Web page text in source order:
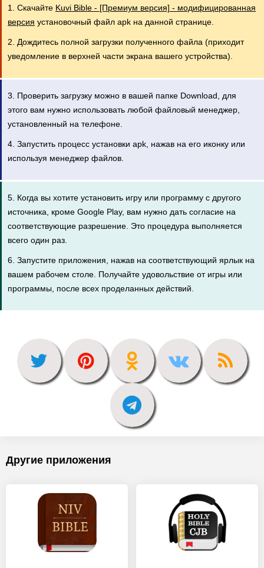
1. Скачайте Kuvi Bible - [Премиум версия] - модифицированная
версия установочный файл apk на данной странице.
2. Дождитесь полной загрузки полученного файла (приходит
уведомление в верхней части экрана вашего устройства).
3. Проверить загрузку можно в вашей папке Download, для
этого вам нужно использовать любой файловый менеджер,
установленный на телефоне.
4. Запустить процесс установки apk, нажав на его иконку или
используя менеджер файлов.
5. Когда вы хотите установить игру или программу с другого
источника, кроме Google Play, вам нужно дать согласие на
соответствующие разрешение. Это процедура выполняется
всего один раз.
6. Запустите приложения, нажав на соответствующий ярлык на
вашем рабочем столе. Получайте удовольствие от игры или
программы, после всех проделанных действий.
Другие приложения